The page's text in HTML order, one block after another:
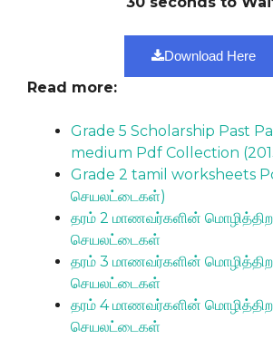
Download Here
Read more:
Grade 5 Scholarship Past
medium Pdf Collection
Grade 2 tamil worksheets
செயலட்டைகள்)
தரம் 2 மாணவர்களின்
செயலட்டைகள்
தரம் 3 மாணவர்களின்
செயலட்டைகள்
தரம் 4 மாணவர்களின்
செயலட்டைகள்